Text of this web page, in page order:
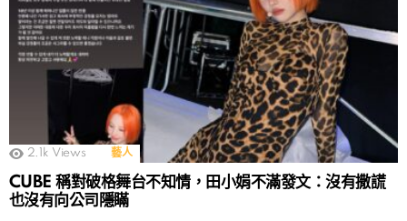
2.1k Views 藝人
CUBE 稱對破格舞台不知情，田小娟不滿發文：沒有撒謊
也沒有向公司隱瞞